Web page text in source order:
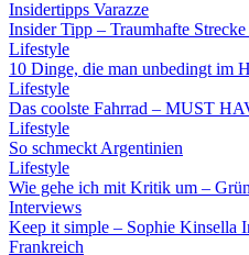
Insidertipps Varazze
Insider Tipp – Traumhafte
Lifestyle
10 Dinge, die man unbedingt im
Lifestyle
Das coolste Fahrrad – MUST
Lifestyle
So schmeckt Argentinien
Lifestyle
Wie gehe ich mit Kritik um –
Interviews
Keep it simple – Sophie Kinsella
Frankreich